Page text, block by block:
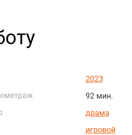
2023
92 мин.
драма
игровой